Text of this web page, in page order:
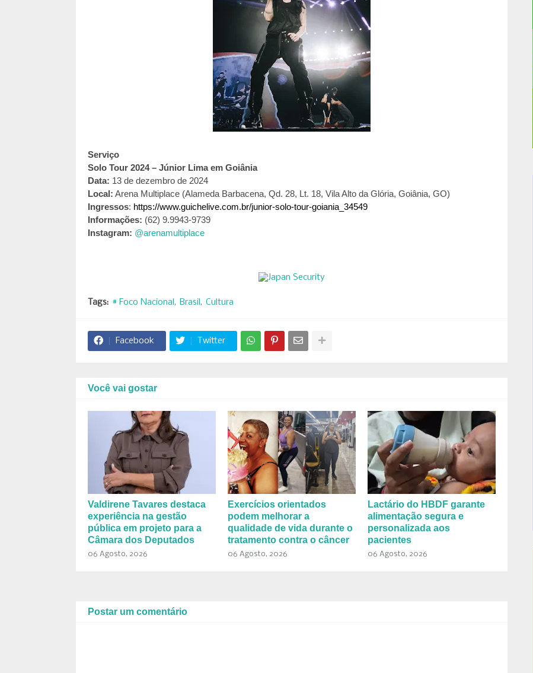
Serviço
Solo Tour 2024 – Júnior Lima em Goiânia
Data: 13 de dezembro de 2024
Local: Arena Multiplace (Alameda Barbacena, Qd. 28, Lt. 18, Vila Alto da Glória, Goiânia, GO)
Ingressos: https://www.guichelive.com.br/junior-solo-tour-goiania_34549
Informações: (62) 9.9943-9739
Instagram: @arenamultiplace
Tags: # Foco Nacional Brasil Cultura
Facebook Twitter
Você vai gostar
Valdirene Tavares destaca
experiência na gestão
pública em projeto para a
Câmara dos Deputados
06 Agosto, 2026
Exercícios orientados
podem melhorar a
qualidade de vida durante o
tratamento contra o câncer
06 Agosto, 2026
Lactário do HBDF garante
alimentação segura e
personalizada aos
pacientes
06 Agosto, 2026
Postar um comentário